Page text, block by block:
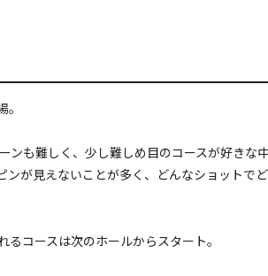
も難しく、少し難しめ目のコースが好きな
が見えないことが多く、どんなショットで
コースは次のホールからスタート。